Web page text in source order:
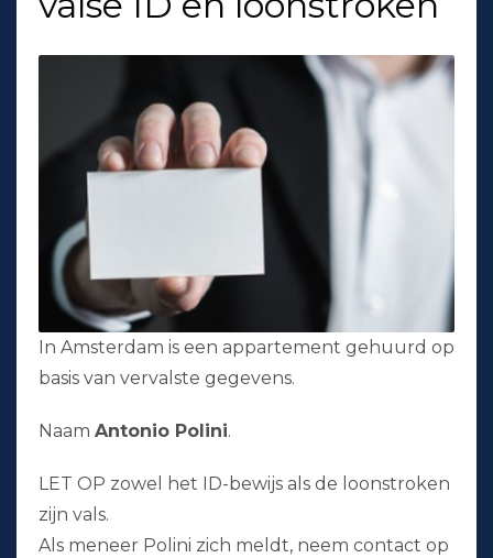
In Amsterdam is een appartement gehuurd op
basis van vervalste gegevens.
Naam Antonio Polini.
LET OP zowel het ID-bewijs als de loonstroken
zijn vals.
Als meneer Polini zich meldt, neem contact op